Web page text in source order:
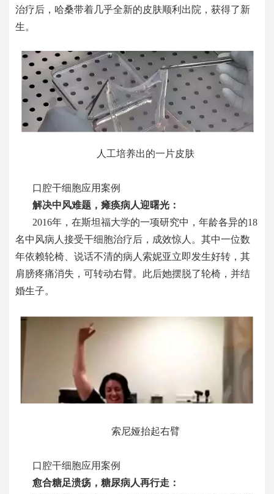
治疗后，哈桑带着几乎全新的皮肤顺利出院，获得了新
生。
人工培养出的一片皮肤
口腔干细胞应用案例
解决中风难题，瘫痪病人迎曙光 ：
2016年，在斯坦福大学的一项研究中，年龄各异的18
名中风病人接受干细胞治疗后，成效惊人。其中一位数
年依赖轮椅、说话不清的病人索妮亚立即发生好转，其
肩膀疼痛消失，可转动右臂。此后她摆脱了轮椅，并结
婚生子。
索尼娅抬起右臂
口腔干细胞应用案例
愈合糖足溃疡，糖尿病人再行走 ：